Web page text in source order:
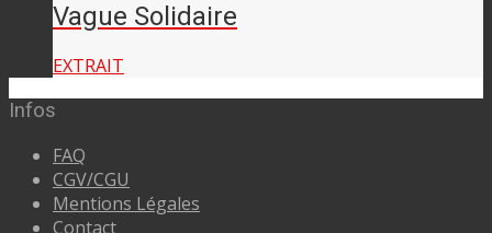
Vague Solidaire
EXTRAIT
Infos
FAQ
CGV/CGU
Mentions Légales
Contact